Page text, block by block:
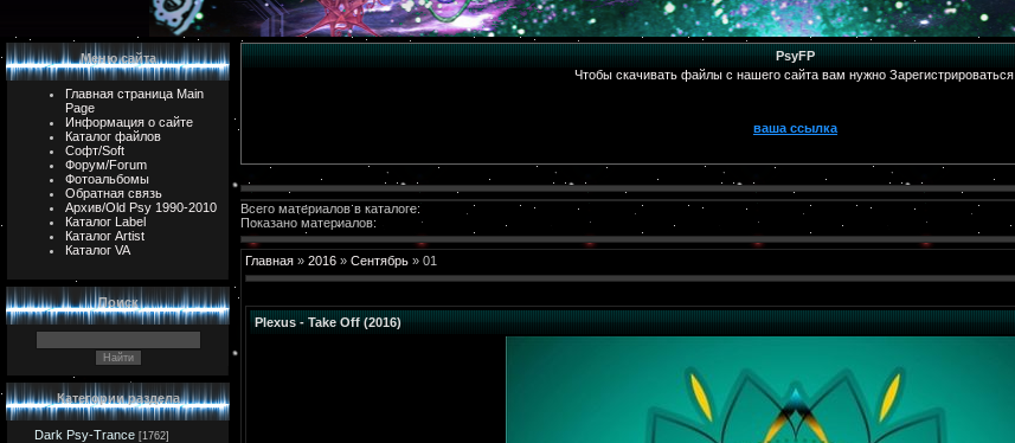
Меню сайта
Главная страница Main
Page
Информация о сайте
Каталог файлов
Софт/Soft
Форум/Forum
Фотоальбомы
Обратная связь
Архив/Old Psy 1990-2010
Каталог Label
Каталог Artist
Каталог VA
Поиск
Категории раздела
Dark Psy-Trance [1762]
PsyFP
Чтобы скачивать файлы с нашего сайта вам нужно Зарегистрироваться.
ваша ссылка
Всего материалов в каталоге:
Показано материалов:
Главная » 2016 » Сентябрь » 01
Plexus - Take Off (2016)